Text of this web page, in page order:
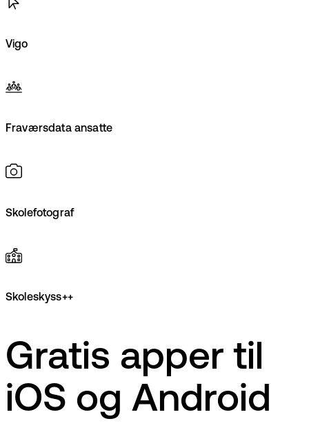
Vigo
Fraværsdata ansatte
Skolefotograf
Skoleskyss++
Gratis apper til
iOS og Android